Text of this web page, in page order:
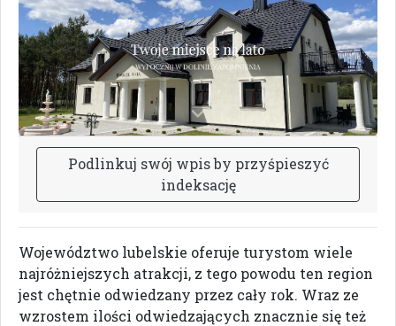
Podlinkuj swój wpisby przyśpieszyć
indeksację
Województwo lubelskie oferuje turystom wiele
najróżniejszych atrakcji, z tego powodu ten region
jest chętnie odwiedzany przez cały rok. Wraz ze
wzrostem ilości odwiedzających znacznie się też